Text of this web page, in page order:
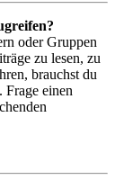
oder Gruppen
zu lesen, zu
brauchst du
Frage einen